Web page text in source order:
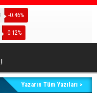
-0.46%
-0.12%
Yazarın Tüm Yazıları >